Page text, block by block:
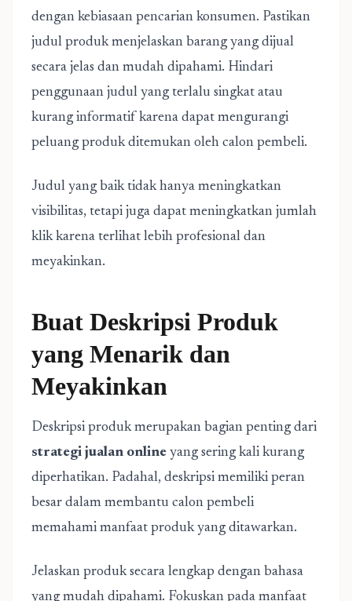
dengan kebiasaan pencarian konsumen. Pastikan
judul produk menjelaskan barang yang dijual
secara jelas dan mudah dipahami. Hindari
penggunaan judul yang terlalu singkat atau
kurang informatif karena dapat mengurangi
peluang produk ditemukan oleh calon pembeli.
Judul yang baik tidak hanya meningkatkan
visibilitas, tetapi juga dapat meningkatkan jumlah
klik karena terlihat lebih profesional dan
meyakinkan.
Buat Deskripsi Produk
yang Menarik dan
Meyakinkan
Deskripsi produk merupakan bagian penting dari
strategi jualan online yang sering kali kurang
diperhatikan. Padahal, deskripsi memiliki peran
besar dalam membantu calon pembeli
memahami manfaat produk yang ditawarkan.
Jelaskan produk secara lengkap dengan bahasa
yang mudah dipahami. Fokuskan pada manfaat